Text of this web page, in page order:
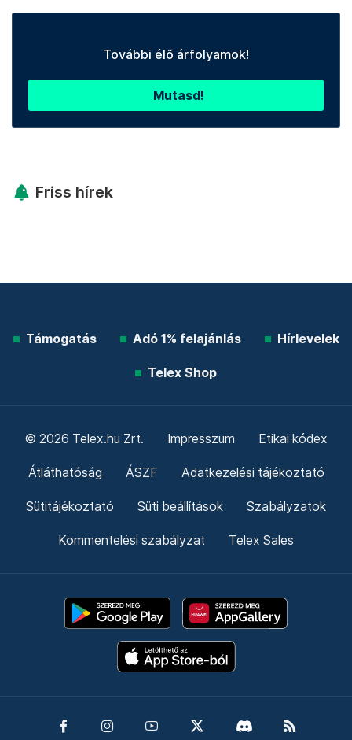
További élő árfolyamok!
Mutasd!
Friss hírek
Támogatás Adó 1% felajánlás Hírlevelek
Telex Shop
© 2026 Telex.hu Zrt. Impresszum Etikai kódex
Átláthatóság ÁSZF Adatkezelési tájékoztató
Sütitájékoztató Süti beállítások Szabályzatok
Kommentelési szabályzat Telex Sales